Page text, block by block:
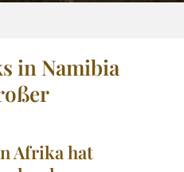
in Namibia
Afrika hat